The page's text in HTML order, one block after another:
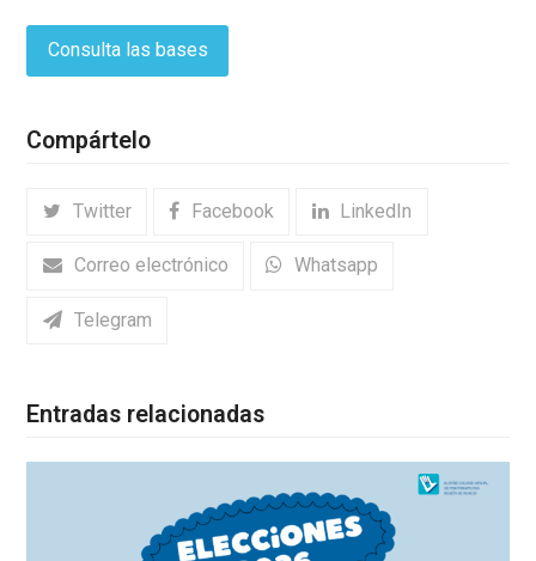
Consulta las bases
Compártelo
Twitter Facebook LinkedIn
Correo electrónico Whatsapp
Telegram
Entradas relacionadas